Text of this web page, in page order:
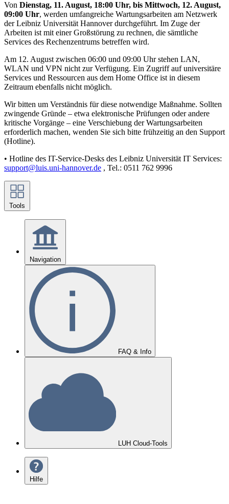
Von Dienstag, 11. August, 18:00 Uhr, bis Mittwoch, 12. August,
09:00 Uhr, werden umfangreiche Wartungsarbeiten am Netzwerk
der Leibniz Universität Hannover durchgeführt. Im Zuge der
Arbeiten ist mit einer Großstörung zu rechnen, die sämtliche
Services des Rechenzentrums betreffen wird.
Am 12. August zwischen 06:00 und 09:00 Uhr stehen LAN,
WLAN und VPN nicht zur Verfügung. Ein Zugriff auf universitäre
Services und Ressourcen aus dem Home Office ist in diesem
Zeitraum ebenfalls nicht möglich.
Wir bitten um Verständnis für diese notwendige Maßnahme. Sollten
zwingende Gründe – etwa elektronische Prüfungen oder andere
kritische Vorgänge – eine Verschiebung der Wartungsarbeiten
erforderlich machen, wenden Sie sich bitte frühzeitig an den Support
(Hotline).
• Hotline des IT-Service-Desks des Leibniz Universität IT Services:
support@luis.uni-hannover.de , Tel.: 0511 762 9996
Tools
Navigation
FAQ & Info
LUH Cloud-Tools
Hilfe